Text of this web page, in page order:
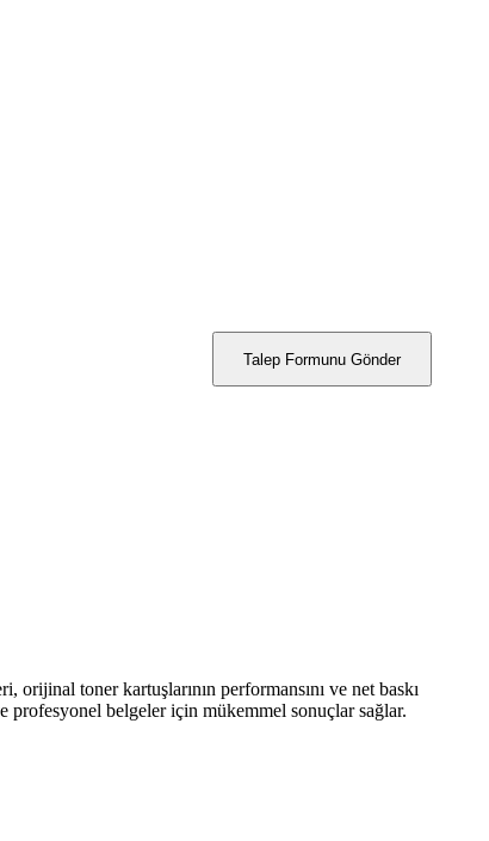
Talep Formunu Gönder
toner kartuşlarının performansını ve net baskı
profesyonel belgeler için mükemmel sonuçlar sağlar.